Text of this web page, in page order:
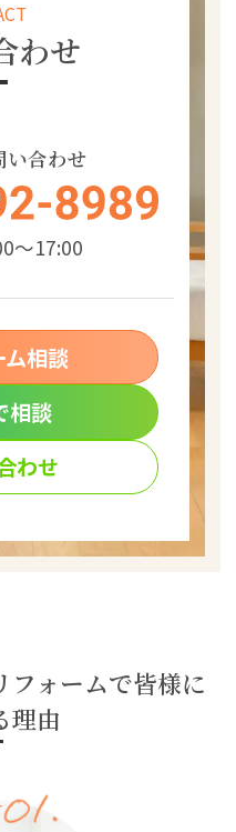
わせ
い合わせ
～17:00
ム相談
相談
わせ
フォームで皆様に
理由